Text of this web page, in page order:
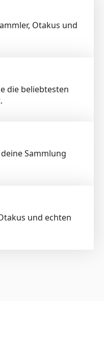
Otakus und
die beliebtesten
Sammlung
und echten